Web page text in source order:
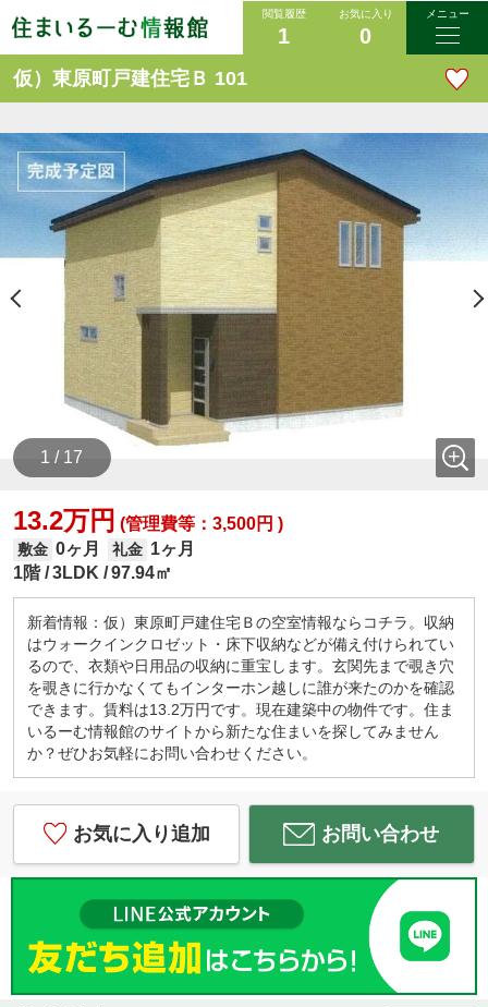
閲覧履歴
1
お気に入り
0
メニュー
仮）東原町戸建住宅Ｂ 101
1 / 17
13.2万円 (管理費等：3,500円 )
敷金 0ヶ月 礼金 1ヶ月
1階 3LDK 97.94㎡
新着情報：仮）東原町戸建住宅Ｂの空室情報ならコチラ。収納
はウォークインクロゼット・床下収納などが備え付けられてい
るので、衣類や日用品の収納に重宝します。玄関先まで覗き穴
を覗きに行かなくてもインターホン越しに誰が来たのかを確認
できます。賃料は13.2万円です。現在建築中の物件です。住ま
いるーむ情報館のサイトから新たな住まいを探してみません
か？ぜひお気軽にお問い合わせください。
お気に入り追加 お問い合わせ